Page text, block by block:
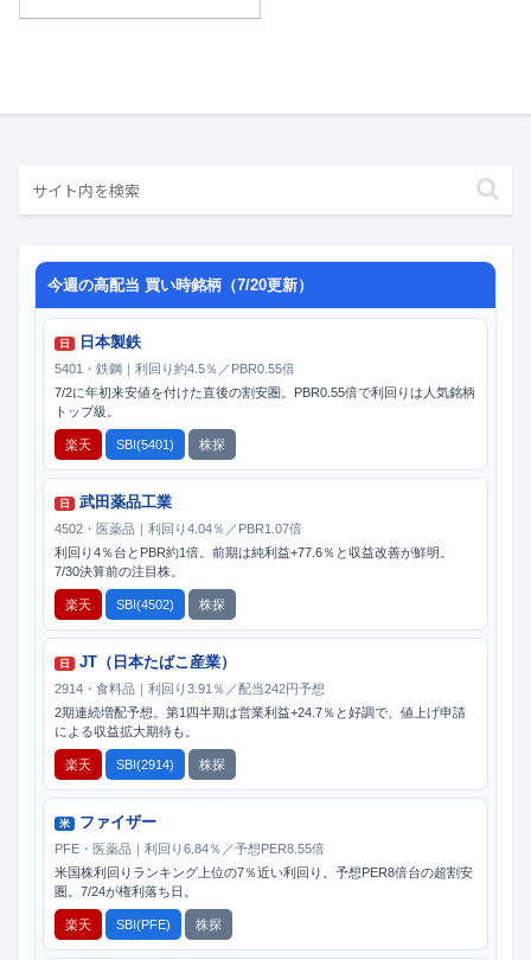
の違い、無料プランでできるこ
今週の高配当 買い時銘柄（7/20更新）
日 日本製鉄
5401・鉄鋼｜利回り約4.5％／PBR0.55倍
7/2に年初来安値を付けた直後の割安圏。PBR0.55倍で利回りは人気銘柄
トップ級。
楽天 SBI(5401) 株探
日 武田薬品工業
4502・医薬品｜利回り4.04％／PBR1.07倍
利回り4％台とPBR約1倍。前期は純利益+77.6％と収益改善が鮮明。
7/30決算前の注目株。
楽天 SBI(4502) 株探
日 JT（日本たばこ産業）
2914・食料品｜利回り3.91％／配当242円予想
2期連続増配予想。第1四半期は営業利益+24.7％と好調で、値上げ申請
による収益拡大期待も。
楽天 SBI(2914) 株探
米 ファイザー
PFE・医薬品｜利回り6.84％／予想PER8.55倍
米国株利回りランキング上位の7％近い利回り。予想PER8倍台の超割安
圏。7/24が権利落ち日。
楽天 SBI(PFE) 株探